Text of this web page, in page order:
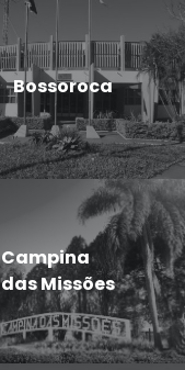
Bossoroca
Campina
das Missões